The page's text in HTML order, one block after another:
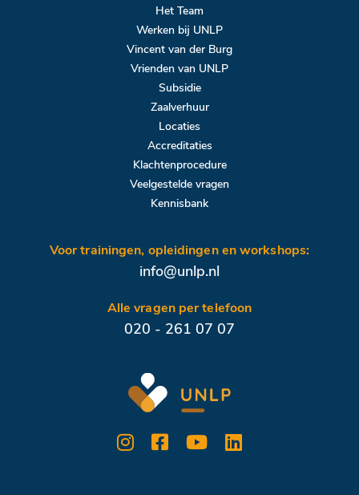
Het Team
Werken bij UNLP
Vincent van der Burg
Vrienden van UNLP
Subsidie
Zaalverhuur
Locaties
Accreditaties
Klachtenprocedure
Veelgestelde vragen
Kennisbank
Voor trainingen, opleidingen en workshops:
info@unlp.nl
Alle vragen per telefoon
020 - 261 07 07